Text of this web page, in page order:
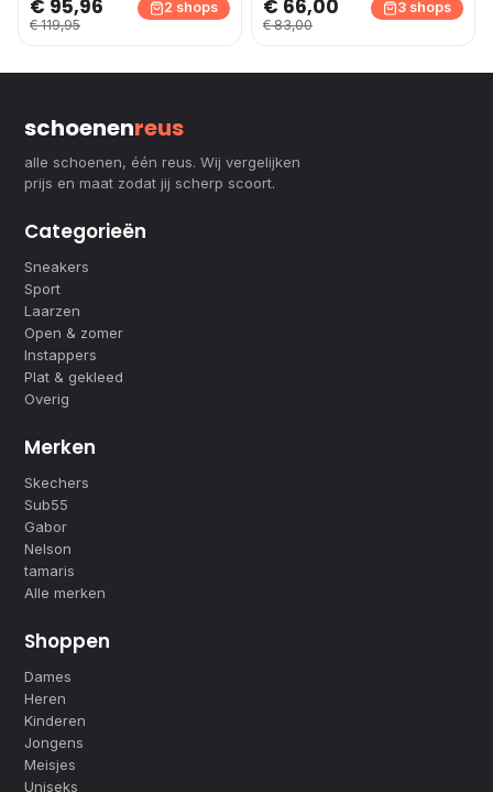
€ 95,96
€ 119,95
2 shops € 66,00
€ 83,00
3 shops
schoenenreus
alle schoenen, één reus. Wij vergelijken
prijs en maat zodat jij scherp scoort.
Categorieën
Sneakers
Sport
Laarzen
Open & zomer
Instappers
Plat & gekleed
Overig
Merken
Skechers
Sub55
Gabor
Nelson
tamaris
Alle merken
Shoppen
Dames
Heren
Kinderen
Jongens
Meisjes
Uniseks